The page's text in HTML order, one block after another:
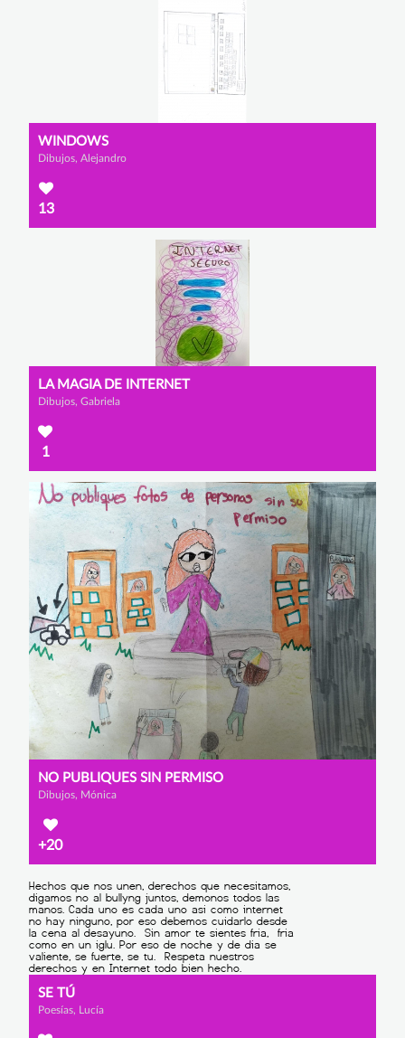
WINDOWS
Dibujos, Alejandro
13
LA MAGIA DE INTERNET
Dibujos, Gabriela
1
NO PUBLIQUES SIN PERMISO
Dibujos, Mónica
+20
SE TÚ
Poesías, Lucía